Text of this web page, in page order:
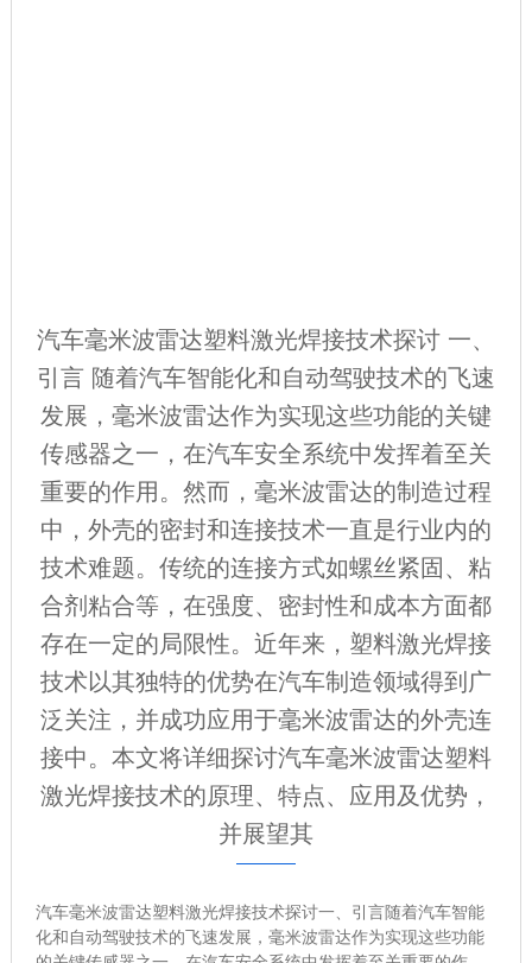
汽车毫米波雷达塑料激光焊接技术探讨 一、
引言 随着汽车智能化和自动驾驶技术的飞速
发展，毫米波雷达作为实现这些功能的关键
传感器之一，在汽车安全系统中发挥着至关
重要的作用。然而，毫米波雷达的制造过程
中，外壳的密封和连接技术一直是行业内的
技术难题。传统的连接方式如螺丝紧固、粘
合剂粘合等，在强度、密封性和成本方面都
存在一定的局限性。近年来，塑料激光焊接
技术以其独特的优势在汽车制造领域得到广
泛关注，并成功应用于毫米波雷达的外壳连
接中。本文将详细探讨汽车毫米波雷达塑料
激光焊接技术的原理、特点、应用及优势，
并展望其
汽车毫米波雷达塑料激光焊接技术探讨一、引言随着汽车智能
化和自动驾驶技术的飞速发展，毫米波雷达作为实现这些功能